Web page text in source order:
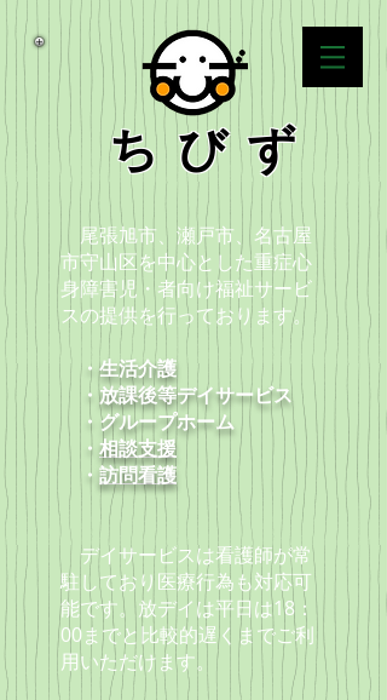
尾張旭市、瀬戸市、名古屋
市守山区を中心とした重症心
身障害児・者向け福祉サービ
スの提供を行っております。
・生活介護
・放課後等デイサービス
​ ・グループホーム
・ 相談支援
​ ・ 訪問看護
デイサービスは看護師が常
駐しており 医療行為も対応可
能です。放デイは平日は18：
00までと比較的遅くまでご利
用いただけます。
ちびず